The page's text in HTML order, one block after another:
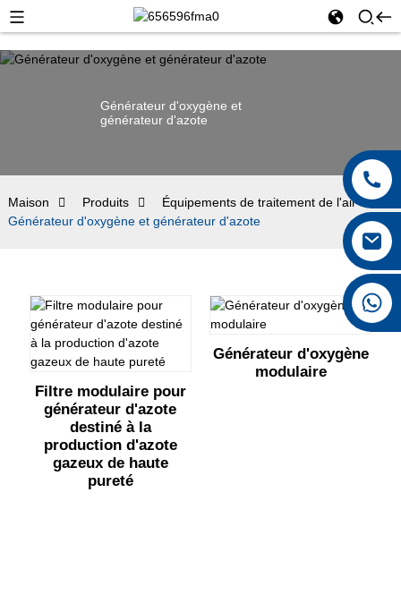
+8615026767628
Générateur d'oxygène et
générateur d'azote
Maison Produits
Équipements de traitement de l'air
Générateur d'oxygène et générateur d'azote
Filtre modulaire pour
générateur d'azote
destiné à la
production d'azote
gazeux de haute
pureté
Générateur d'oxygène
modulaire